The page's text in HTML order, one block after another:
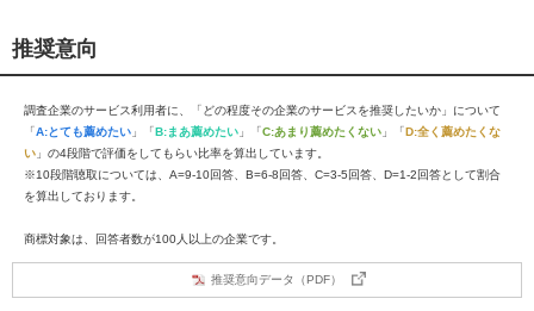
推奨意向
調査企業のサービス利用者に、「どの程度その企業のサービスを推奨したいか」について
「A:とても薦めたい 」「B:まあ薦めたい 」「C:あまり薦めたくない 」「D:全く薦めたくな
い 」の4段階で評価をしてもらい比率を算出しています。
※10段階聴取については、A=9-10回答、B=6-8回答、C=3-5回答、D=1-2回答として割合
を算出しております。
商標対象は、回答者数が100人以上の企業です。
推奨意向データ（PDF）